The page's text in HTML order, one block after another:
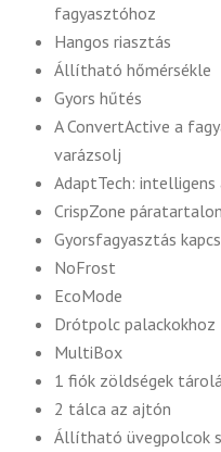
fagyasztóhoz
Hangos riasztás
Állítható hőmérsékle
Gyors hűtés
A ConvertActive a
varázsolj
AdaptTech:
CrispZone
Gyorsfagyasztás
NoFrost
EcoMode
Drótpolc palackokhoz
MultiBox
1 fiók zöldségek
2 tálca az ajtón
Állítható üvegpolcok